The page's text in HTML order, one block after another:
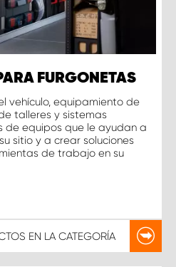
FURGONETAS
vehículo, equipamiento de
talleres y sistemas
de equipos que le ayudan a
sitio y a crear soluciones
de trabajo en su
EN LA CATEGORÍA